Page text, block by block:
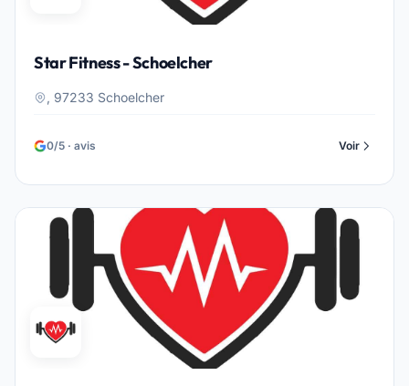
Star Fitness - Schoelcher
, 97233 Schoelcher
0/5 · avis Voir